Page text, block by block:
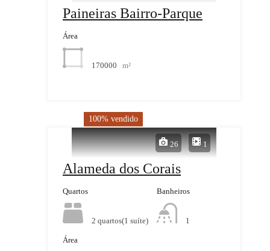
Paineiras Bairro-Parque
Área
170000 m²
26 1
100% vendido
Alameda dos Corais
Quartos
2 quartos(1 suíte)
Banheiros
1
Área